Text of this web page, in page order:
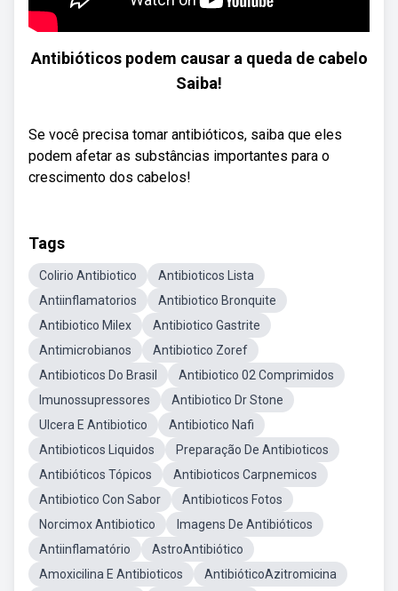
Antibióticos podem causar a queda de cabelo
Saiba!
Se você precisa tomar antibióticos, saiba que eles
podem afetar as substâncias importantes para o
crescimento dos cabelos!
Tags
Colirio Antibiotico
Antibioticos Lista
Antiinflamatorios
Antibiotico Bronquite
Antibiotico Milex
Antibiotico Gastrite
Antimicrobianos
Antibiotico Zoref
Antibioticos Do Brasil
Antibiotico 02 Comprimidos
Imunossupressores
Antibiotico Dr Stone
Ulcera E Antibiotico
Antibiotico Nafi
Antibioticos Liquidos
Preparação De Antibioticos
Antibióticos Tópicos
Antibioticos Carpnemicos
Antibiotico Con Sabor
Antibioticos Fotos
Norcimox Antibiotico
Imagens De Antibióticos
Antiinflamatório
AstroAntibiótico
Amoxicilina E Antibioticos
AntibióticoAzitromicina